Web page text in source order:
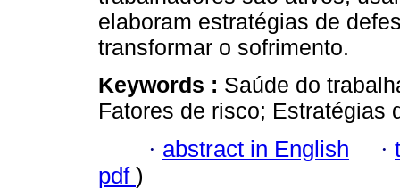
elaboram estratégias de
transformar o sofrimento.
Keywords : Saúde do
Fatores de risco; Estratégias
· abstract in English ·
pdf )